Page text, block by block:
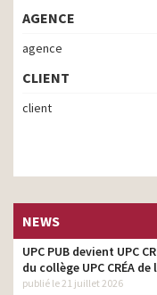
AGENCE
agence
CLIENT
client
NEWS
UPC PUB devient UPC
du collège UPC CRÉA
publié le 21 juillet 2026